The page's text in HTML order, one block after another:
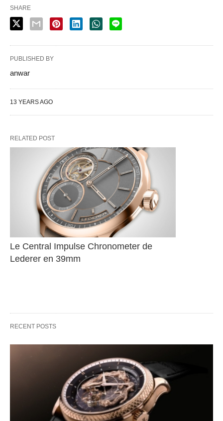
SHARE
PUBLISHED BY
anwar
13 YEARS AGO
RELATED POST
Le Central Impulse Chronometer de
Lederer en 39mm
RECENT POSTS